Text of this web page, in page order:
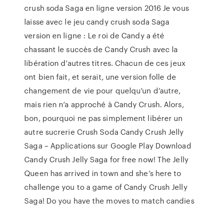
crush soda Saga en ligne version 2016 Je vous
laisse avec le jeu candy crush soda Saga
version en ligne : Le roi de Candy a été
chassant le succès de Candy Crush avec la
libération d’autres titres. Chacun de ces jeux
ont bien fait, et serait, une version folle de
changement de vie pour quelqu’un d’autre,
mais rien n’a approché à Candy Crush. Alors,
bon, pourquoi ne pas simplement libérer un
autre sucrerie Crush Soda Candy Crush Jelly
Saga – Applications sur Google Play Download
Candy Crush Jelly Saga for free now! The Jelly
Queen has arrived in town and she’s here to
challenge you to a game of Candy Crush Jelly
Saga! Do you have the moves to match candies